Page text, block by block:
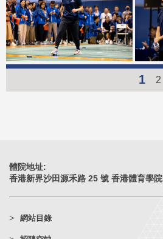
1 2
體院地址:
香港新界沙田源禾路 25 號 香港體育學院
網站目錄